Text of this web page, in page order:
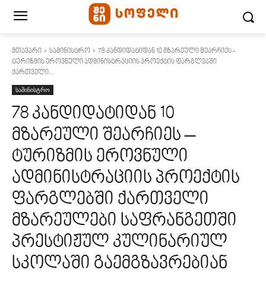
მთავარი სამინისტრო
78 კანდიდატიდან 10 მზარეული შეარჩიეს -
ტურიზმის ეროვნული ადმინისტრაციის პროექტის ფარგლებში
ქართველი...
სამინისტრო
78 კანდიდატიდან 10
მზარეული შეარჩიეს –
ტურიზმის ეროვნული
ადმინისტრაციის პროექტის
ფარგლებში ქართველი
მზარეულები საფრანგეთში
პრესტიჟულ კულინარიულ
სკოლაში გაემგზავრებიან